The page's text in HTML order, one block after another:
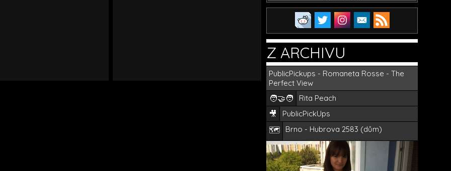
Z ARCHIVU
PublicPickups - Romaneta Rosse - The
Perfect View
🧑‍🤝‍🧑 Rita Peach
🎥 PublicPickUps
🗺️ Brno - Hubrova 2583 (dům)